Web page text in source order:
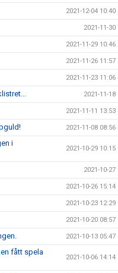
2021-12-04 10:40
2021-11-30
2021-11-29 10:46
2021-11-26 11:57
2021-11-23 11:06
2021-11-18
2021-11-11 13:53
2021-11-08 08:56
i
2021-10-29 10:15
2021-10-27
2021-10-26 15:14
2021-10-23 12:29
2021-10-20 08:57
2021-10-13 05:47
fått spela
2021-10-06 14:14